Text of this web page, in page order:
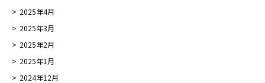
2025年4月
2025年3月
2025年2月
2025年1月
2024年12月